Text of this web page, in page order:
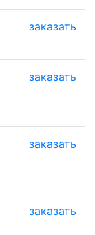
заказать
заказать
заказать
заказать